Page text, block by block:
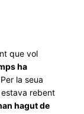
que vol
ha
la seua
rebent
hagut de